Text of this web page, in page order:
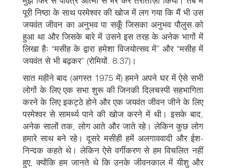
पूरी निष्ठा के साथ परमेश्वर की खोज में लग गया कि मैं भी उस
जयवंत जीवन का अनुभव पा सकूँ जिसका अनुभव पौलुस को
हुआ था और जिसके बारे में उसने इस तरह के अनेक भागों में
लिखा हैः “मसीह के द्वारा हमेशा विजयोत्सव में” और “मसीह में
जयवंत से भी बढ़कर” (रोमियों. 8:37)।
सात महीने बाद (अगस्त 1975 में) हमने अपने घर में ऐसे सभी
लोगों के लिए एक सभा शुरू की जिनकी दिलचस्पी सहभागिता
करने के लिए इकट्ठे होने और एक जयवंत जीवन जीने के लिए
परमेश्वर से सामर्थ्य पाने की खोज करने में थी। इसके बाद,
अनेक सालों तक, लोग आते और जाते रहे। लेकिन कुछ लोग
हमारे साथ बने रहे। दूसरे मसीही हमें अलगाववादी और ईश-
निन्दक कहते थे। लेकिन ऐसे वर्गीकरण से हम विचलित नहीं
हुए, क्योंकि हम जानते थे कि उनके जीवनकाल में यीशु और